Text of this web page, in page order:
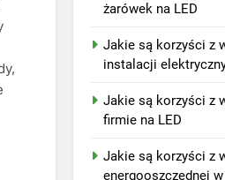
żarówek na LED
Jakie są korzyści z
instalacji
Jakie są korzyści z
firmie na LED
Jakie są korzyści z
energooszczędnej